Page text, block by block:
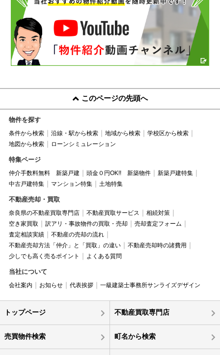
このページの先頭へ
物件を探す
条件から検索 沿線・駅から検索 地域から検索
学校区から検索
地図から検索
ローンシミュレーション
特集ページ
仲介手数料無料 新築戸建 頭金０円OK!! 新築物件
新築戸建特集
中古戸建特集
マンション特集 土地特集
不動産売却・買取
奈良県の不動産買取専門店 不動産買取サービス
相続対策
空き家買取
訳アリ・事故物件の買取・売却
売却査定フォーム
査定相談実績
不動産の売却の流れ
不動産売却方法「仲介」と「買取」の違い
不動産売却時の諸費用
少しでも高く売るポイント
よくある質問
当社について
会社案内 お知らせ 代表挨拶 一級建築士事務所サンライズデザイン
トップページ 不動産買取専門店
売買物件検索 町名から検索